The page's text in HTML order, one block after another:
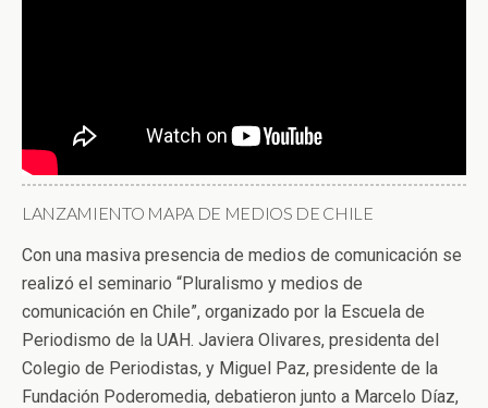
LANZAMIENTO MAPA DE MEDIOS DE CHILE
Con una masiva presencia de medios de comunicación se
realizó el seminario “Pluralismo y medios de
comunicación en Chile”, organizado por la Escuela de
Periodismo de la UAH. Javiera Olivares, presidenta del
Colegio de Periodistas, y Miguel Paz, presidente de la
Fundación Poderomedia, debatieron junto a Marcelo Díaz,